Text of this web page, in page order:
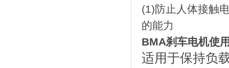
(1)防止人体接触
的能力
BMA刹车电机使
适用于保持负